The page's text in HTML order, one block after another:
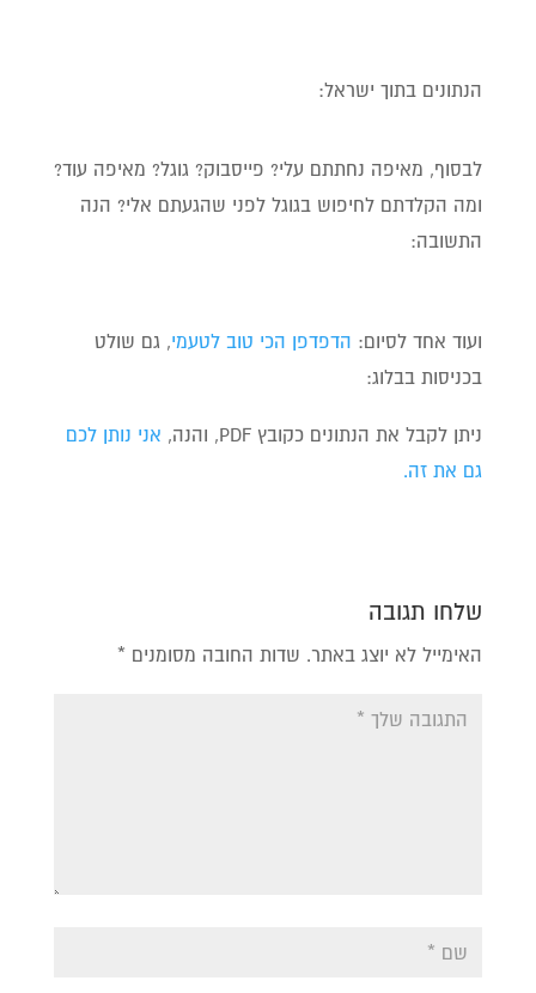
הנתונים בתוך ישראל:
לבסוף, מאיפה נחתתם עלי? פייסבוק? גוגל? מאיפה עוד?
ומה הקלדתם לחיפוש בגוגל לפני שהגעתם אלי? הנה
התשובה:
ועוד אחד לסיום: הדפדפן הכי טוב לטעמי, גם שולט
בכניסות בבלוג:
ניתן לקבל את הנתונים כקובץ PDF, והנה,
אני נותן לכם
גם את זה.
שלחו תגובה
האימייל לא יוצג באתר. שדות החובה מסומנים *